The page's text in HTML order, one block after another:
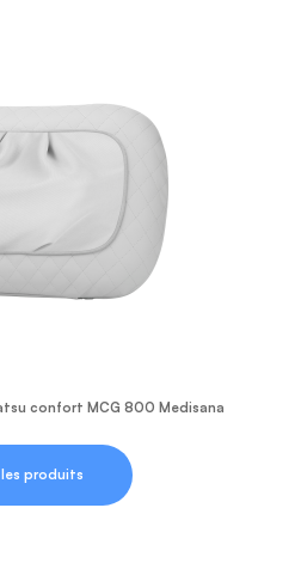
confort MCG 800 Medisana
les produits